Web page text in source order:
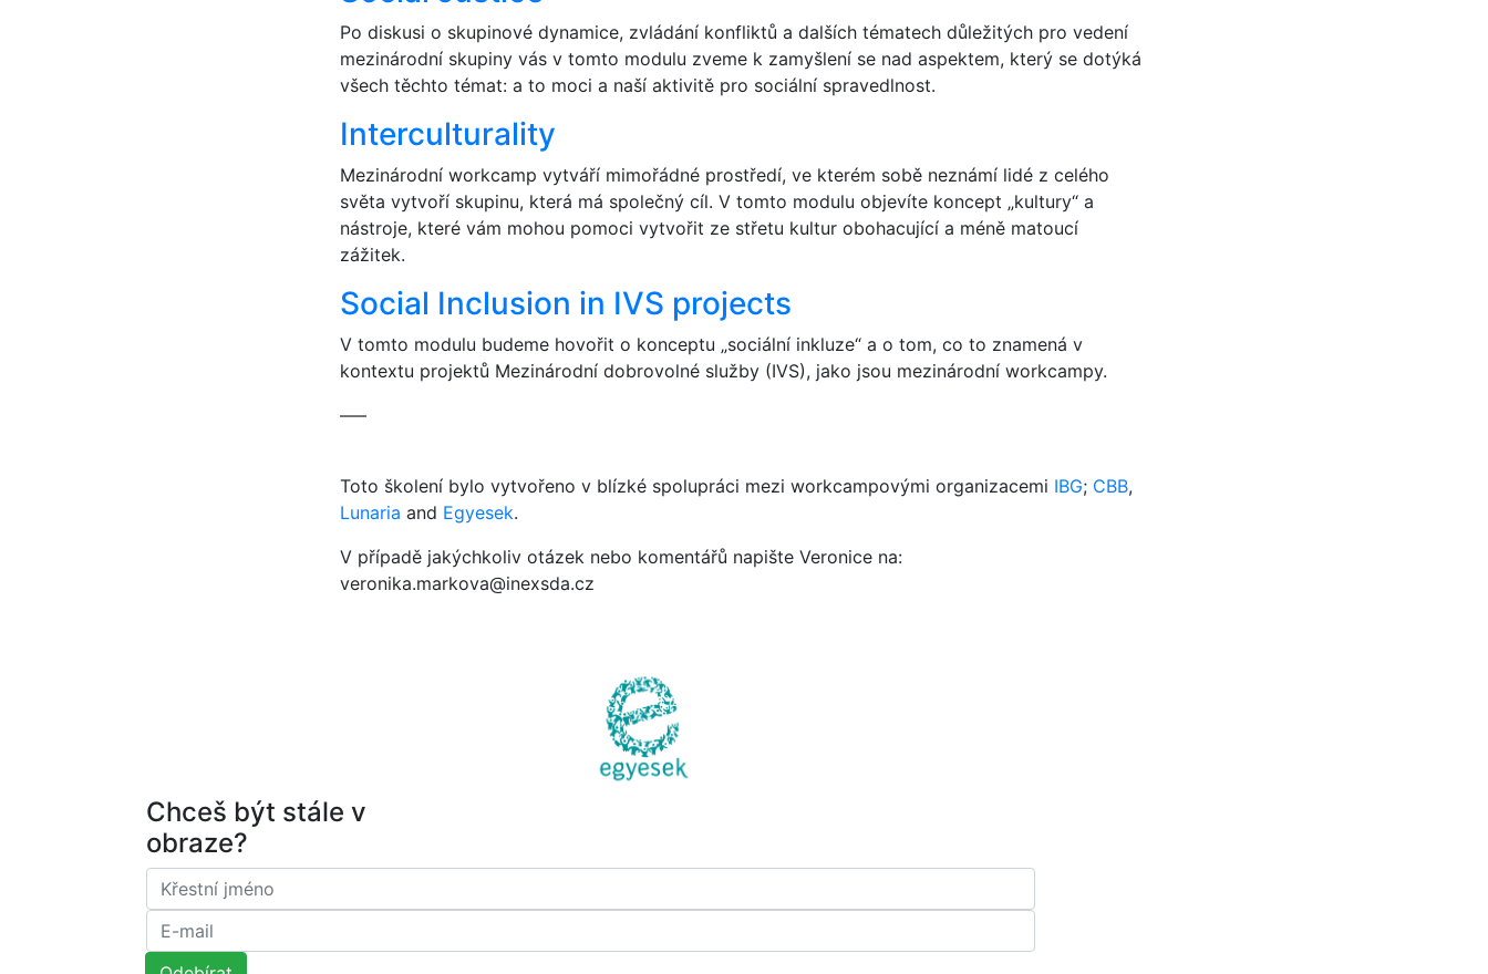
Po diskusi o skupinové dynamice, zvládání konfliktů a dalších tématech důležitých pro vedení
mezinárodní skupiny vás v tomto modulu zveme k zamyšlení se nad aspektem, který se dotýká
všech těchto témat: a to moci a naší aktivitě pro sociální spravedlnost.
Interculturality
Mezinárodní workcamp vytváří mimořádné prostředí, ve kterém sobě neznámí lidé z celého
světa vytvoří skupinu, která má společný cíl. V tomto modulu objevíte koncept „kultury“ a
nástroje, které vám mohou pomoci vytvořit ze střetu kultur obohacující a méně matoucí
zážitek.
Social Inclusion in IVS projects
V tomto modulu budeme hovořit o konceptu „sociální inkluze“ a o tom, co to znamená v
kontextu projektů Mezinárodní dobrovolné služby (IVS), jako jsou mezinárodní workcampy.
—–
Toto školení bylo vytvořeno v blízké spolupráci mezi workcampovými organizacemi IBG; CBB,
Lunaria and Egyesek.
V případě jakýchkoliv otázek nebo komentářů napište Veronice na:
veronika.markova@inexsda.cz
Chceš být stále v
obraze?